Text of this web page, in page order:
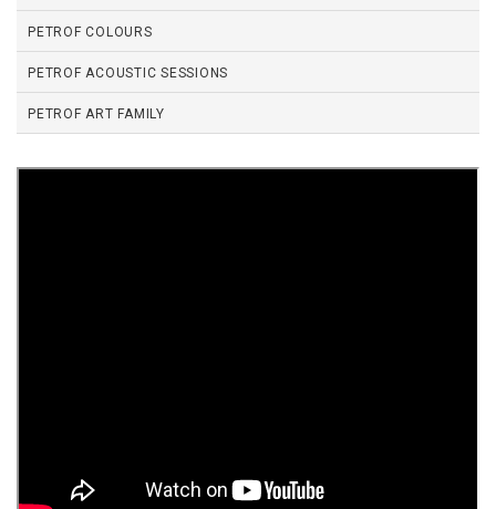
PETROF COLOURS
PETROF ACOUSTIC SESSIONS
PETROF ART FAMILY